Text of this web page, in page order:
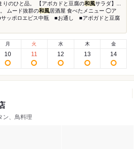
りのひと品。 【アボカドと豆腐の和風サラダ】...
ムード抜群の和風 居酒屋 食べたメニュー ◯ア
サッポロエビス中瓶 ■お通し ■アボガドと豆腐
月
10
火
11
水
12
木
13
金
14
ン、鳥料理